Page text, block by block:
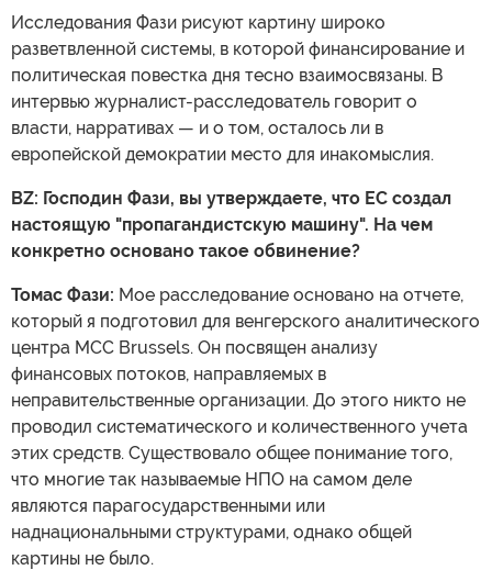
Исследования Фази рисуют картину широко
разветвленной системы, в которой финансирование и
политическая повестка дня тесно взаимосвязаны. В
интервью журналист-расследователь говорит о
власти, нарративах — и о том, осталось ли в
европейской демократии место для инакомыслия.
BZ: Господин Фази, вы утверждаете, что ЕС создал
настоящую "пропагандистскую машину". На чем
конкретно основано такое обвинение?
Томас Фази: Мое расследование основано на отчете,
который я подготовил для венгерского аналитического
центра MCC Brussels. Он посвящен анализу
финансовых потоков, направляемых в
неправительственные организации. До этого никто не
проводил систематического и количественного учета
этих средств. Существовало общее понимание того,
что многие так называемые НПО на самом деле
являются парагосударственными или
наднациональными структурами, однако общей
картины не было.